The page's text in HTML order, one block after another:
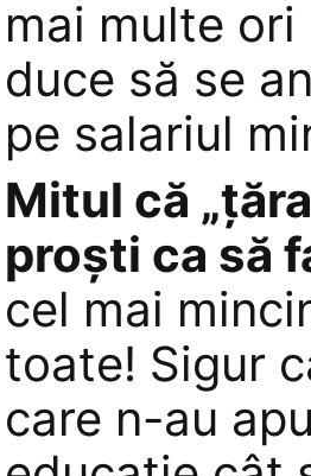
mai multe
duce să se
pe salariul
Mitul că
proști ca să
cel mai
toate! Sigur
care n-au